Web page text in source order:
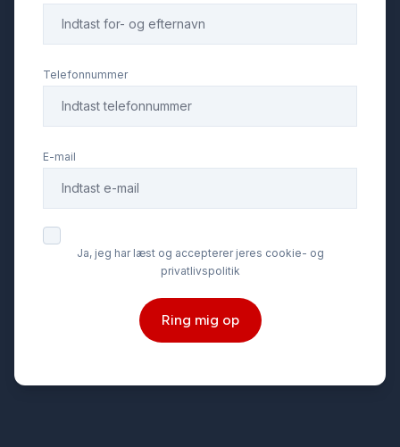
Telefonnummer
E-mail
Ja, jeg har læst og accepterer jeres cookie- og
privatlivspolitik
Ring mig op